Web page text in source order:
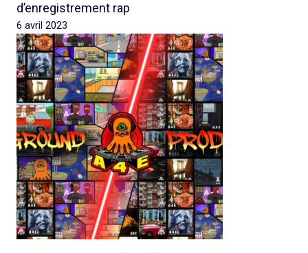
d’enregistrement rap
6 avril 2023